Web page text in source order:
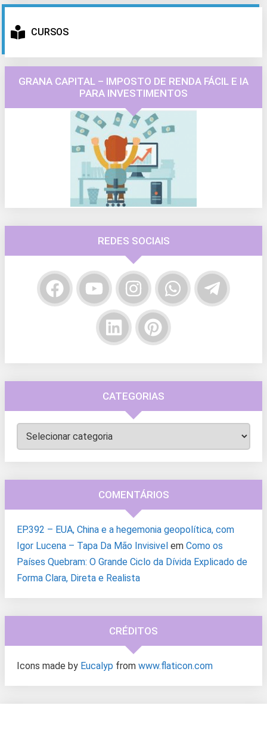
CURSOS
GRANA CAPITAL – IMPOSTO DE RENDA FÁCIL E IA
PARA INVESTIMENTOS
REDES SOCIAIS
CATEGORIAS
Categorias
COMENTÁRIOS
EP.392 – EUA, China e a hegemonia geopolítica, com
Igor Lucena – Tapa Da Mão Invisivel em Como os
Países Quebram: O Grande Ciclo da Dívida Explicado de
Forma Clara, Direta e Realista
CRÉDITOS
Icons made by Eucalyp from www.flaticon.com